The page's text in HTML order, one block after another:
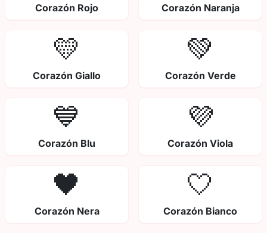
Corazón Rojo Corazón Naranja
💛
Corazón Giallo
💚
Corazón Verde
💙
Corazón Blu
💜
Corazón Viola
🖤
Corazón Nera
🤍
Corazón Bianco